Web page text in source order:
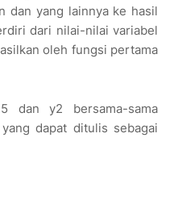
dan yang lainnya ke hasil
dari nilai-nilai variabel
oleh fungsi pertama
dan y2 bersama-sama
dapat ditulis sebagai